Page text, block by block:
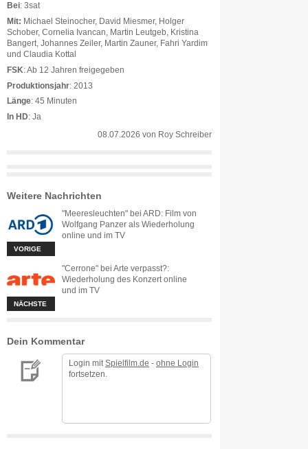
Bei: 3sat
Mit: Michael Steinocher, David Miesmer, Holger
Schober, Cornelia Ivancan, Martin Leutgeb, Kristina
Bangert, Johannes Zeiler, Martin Zauner, Fahri Yardim
und Claudia Kottal
FSK: Ab 12 Jahren freigegeben
Produktionsjahr: 2013
Länge: 45 Minuten
In HD: Ja
08.07.2026 von Roy Schreiber
Weitere Nachrichten
VORIGE
"Meeresleuchten" bei ARD: Film von
Wolfgang Panzer als Wiederholung
online und im TV
NÄCHSTE
"Cerrone" bei Arte verpasst?:
Wiederholung des Konzert online
und im TV
Dein Kommentar
Login mit Spielfilm.de - ohne Login
fortsetzen.